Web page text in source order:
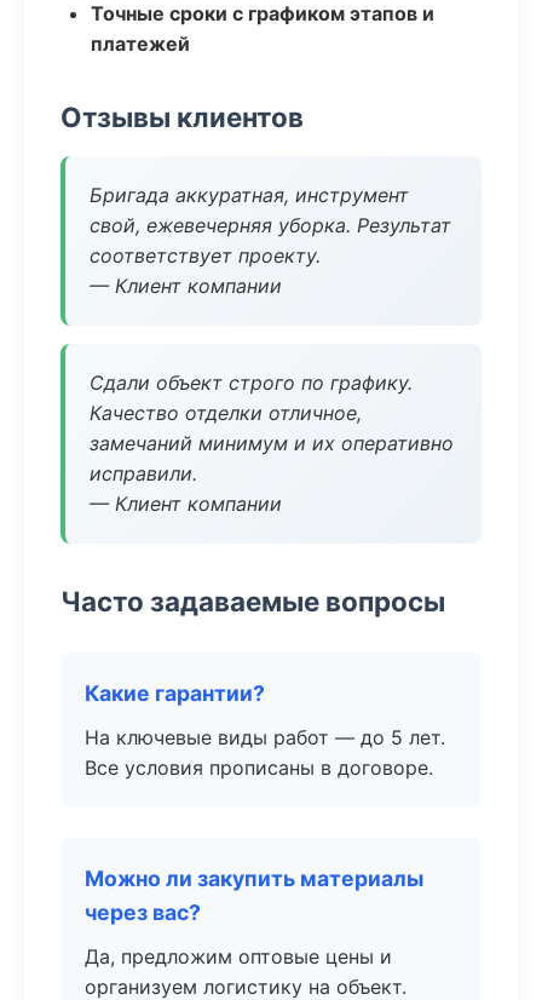
Точные сроки с графиком этапов и
платежей
Отзывы клиентов
Бригада аккуратная, инструмент
свой, ежевечерняя уборка. Результат
соответствует проекту.
— Клиент компании
Сдали объект строго по графику.
Качество отделки отличное,
замечаний минимум и их оперативно
исправили.
— Клиент компании
Часто задаваемые вопросы
Какие гарантии?
На ключевые виды работ — до 5 лет.
Все условия прописаны в договоре.
Можно ли закупить материалы
через вас?
Да, предложим оптовые цены и
организуем логистику на объект.